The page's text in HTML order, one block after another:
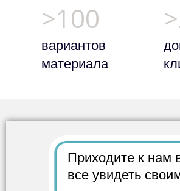
Приходите к нам
всеувидеть
>100
вариантов
материала